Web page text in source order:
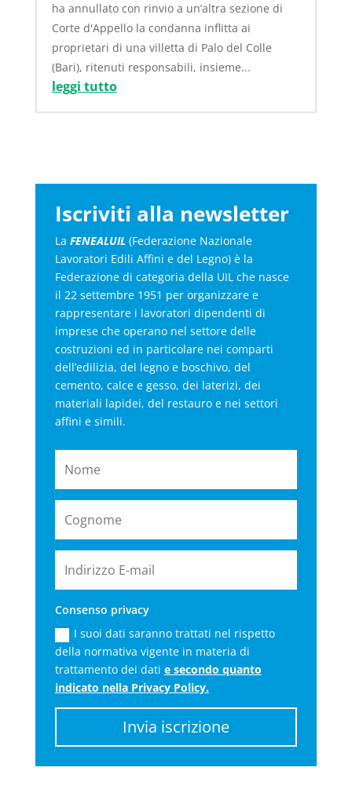
ha annullato con rinvio a un’altra sezione di
Corte d'Appello la condanna inflitta ai
proprietari di una villetta di Palo del Colle
(Bari), ritenuti responsabili, insieme...
leggi tutto
Iscriviti alla newsletter
La FENEALUIL (Federazione Nazionale
Lavoratori Edili Affini e del Legno) è la
Federazione di categoria della UIL che nasce
il 22 settembre 1951 per organizzare e
rappresentare i lavoratori dipendenti di
imprese che operano nel settore delle
costruzioni ed in particolare nei comparti
dell’edilizia, del legno e boschivo, del
cemento, calce e gesso, dei laterizi, dei
materiali lapidei, del restauro e nei settori
affini e simili.
Consenso privacy
I suoi dati saranno trattati nel rispetto
della normativa vigente in materia di
trattamento dei dati e secondo quanto
indicato nella Privacy Policy.
Invia iscrizione